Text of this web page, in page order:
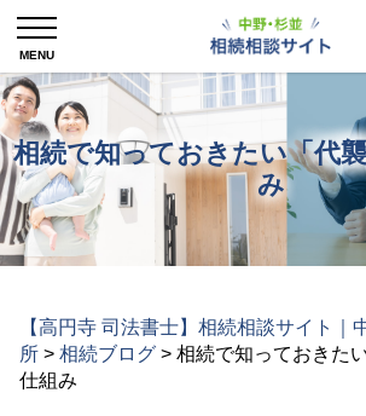
相続で知っておきたい「代
み
【高円寺 司法書士】相続相談サイト｜
所 > 相続ブログ > 相続で知っておきた
仕組み